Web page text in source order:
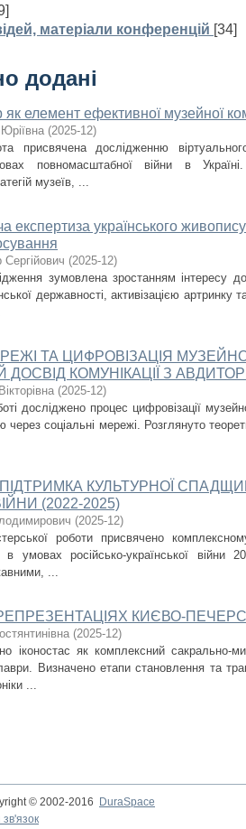
матеріали конференцій [34]
додані
як елемент ефективної музейної
(2025-12)
присвячена дослідженню
повномасштабної війни в
музеїв, ...
експертиза українського
(2025-12)
зумовлена зростанням інтересу
державності, активізацією артринку
ТА ЦИФРОВІЗАЦІЯ
КОМУНІКАЦІЇ З
(2025-12)
досліджено процес цифровізації
через соціальні мережі. Розглянуто
КУЛЬТУРНОЇ
(2022-2025)
(2025-12)
роботи присвячено
умовах російсько-української війни
...
КИЄВО-
(2025-12)
іконостас як комплексний сакрально-
Визначено етапи становлення та
...
© 2002-2016 DuraSpace
зв'язок